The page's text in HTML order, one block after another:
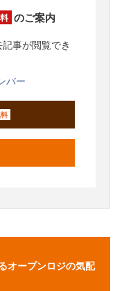
のご案内
事が閲覧でき
バー
オープンロジの気配